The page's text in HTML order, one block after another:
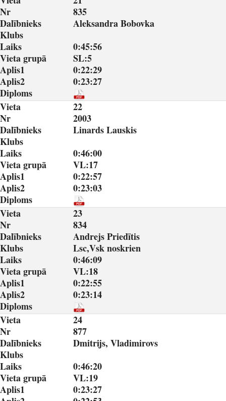
Nr
835
Dalībnieks
Aleksandra Bobovka
Klubs
Laiks
0:45:56
Vieta grupā
SL:5
Aplis1
0:22:29
Aplis2
0:23:27
Diploms
Vieta
22
Nr
2003
Dalībnieks
Linards Lauskis
Klubs
Laiks
0:46:00
Vieta grupā
VL:17
Aplis1
0:22:57
Aplis2
0:23:03
Diploms
Vieta
23
Nr
834
Dalībnieks
Andrejs Priedītis
Klubs
Lsc,Vsk noskrien
Laiks
0:46:09
Vieta grupā
VL:18
Aplis1
0:22:55
Aplis2
0:23:14
Diploms
Vieta
24
Nr
877
Dalībnieks
Dmitrijs, Vladimirovs
Klubs
Laiks
0:46:20
Vieta grupā
VL:19
Aplis1
0:23:27